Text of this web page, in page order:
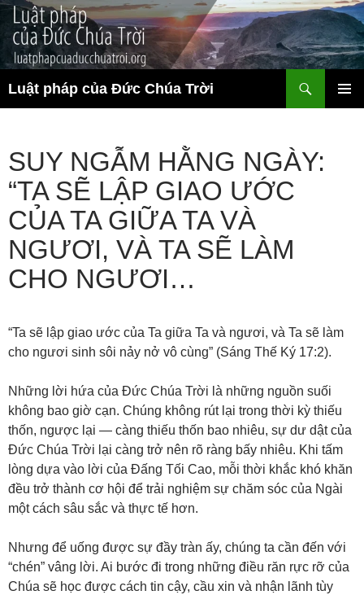
Chuyển
đến
nội
dung
Luật pháp của Đức Chúa Trời
kiếm
SUY NGẪM HẰNG NGÀY:
“TA SẼ LẬP GIAO ƯỚC
CỦA TA GIỮA TA VÀ
NGƯƠI, VÀ TA SẼ LÀM
CHO NGƯƠI…
“Ta sẽ lập giao ước của Ta giữa Ta và ngươi, và Ta sẽ làm
cho ngươi sinh sôi nảy nở vô cùng” (Sáng Thế Ký 17:2).
Những lời hứa của Đức Chúa Trời là những nguồn suối
không bao giờ cạn. Chúng không rút lại trong thời kỳ thiếu
thốn, ngược lại — càng thiếu thốn bao nhiêu, sự dư dật của
Đức Chúa Trời lại càng trở nên rõ ràng bấy nhiêu. Khi tấm
lòng dựa vào lời của Đấng Tối Cao, mỗi thời khắc khó khăn
đều trở thành cơ hội để trải nghiệm sự chăm sóc của Ngài
một cách sâu sắc và thực tế hơn.
Nhưng để uống được sự đầy tràn ấy, chúng ta cần đến với
“chén” vâng lời. Ai bước đi trong những điều răn rực rỡ của
Chúa sẽ học được cách tin cậy, cầu xin và nhận lãnh tùy